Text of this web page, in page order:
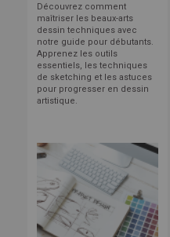
Découvrez comment
maîtriser les beaux-arts
dessin techniques avec
notre guide pour débutants.
Apprenez les outils
essentiels, les techniques
de sketching et les astuces
pour progresser en dessin
artistique.